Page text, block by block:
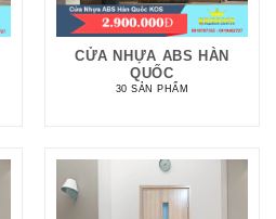
CỬA NHỰA ABS HÀN
QUỐC
30 SẢN PHẨM